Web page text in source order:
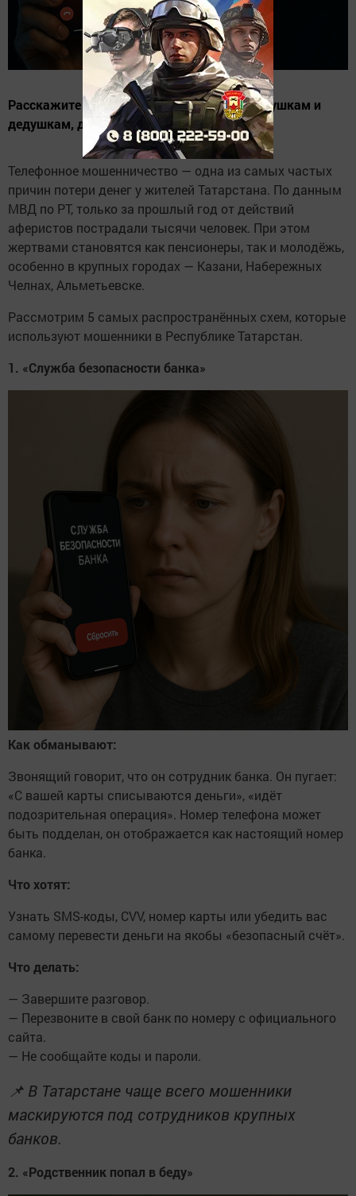
Расскажите об этих схемах родителям, бабушкам и
дедушкам, детям и друзьям.
Телефонное мошенничество — одна из самых частых
причин потери денег у жителей Татарстана. По данным
МВД по РТ, только за прошлый год от действий
аферистов пострадали тысячи человек. При этом
жертвами становятся как пенсионеры, так и молодёжь,
особенно в крупных городах — Казани, Набережных
Челнах, Альметьевске.
Рассмотрим 5 самых распространённых схем, которые
используют мошенники в Республике Татарстан.
1. «Служба безопасности банка»
Как обманывают:
Звонящий говорит, что он сотрудник банка. Он пугает:
«С вашей карты списываются деньги», «идёт
подозрительная операция». Номер телефона может
быть подделан, он отображается как настоящий номер
банка.
Что хотят:
Узнать SMS-коды, CVV, номер карты или убедить вас
самому перевести деньги на якобы «безопасный счёт».
Что делать:
— Завершите разговор.
— Перезвоните в свой банк по номеру с официального
сайта.
— Не сообщайте коды и пароли.
📌 В Татарстане чаще всего мошенники
маскируются под сотрудников крупных
банков.
2. «Родственник попал в беду»